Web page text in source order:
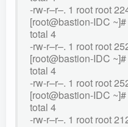
-rw-r–r–. 1 root root
[root@bastion-IDC
total 4
-rw-r–r–. 1 root root
[root@bastion-IDC
total 4
-rw-r–r–. 1 root root
[root@bastion-IDC
total 4
-rw-r–r–. 1 root root